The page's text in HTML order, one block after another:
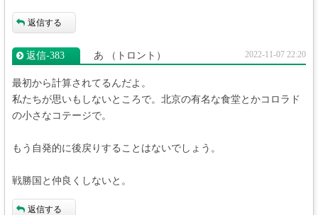
返信する
返信‐383 あ （トロント） 2022-11-07 22:20
最初から計算されてるんだよ。
私たちが思いもしないところで。北京の有名な食堂とかコロラド
の小さなコテージで。
もう自発的に後戻りすることはないでしょう。
戦勝国と仲良くしないと。
返信する